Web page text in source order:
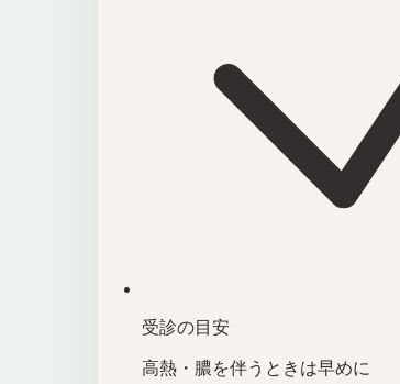
受診の目安
高熱・膿を伴うときは早めに